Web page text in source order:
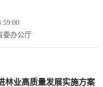
委办公厅
林业高质量发展实施方案